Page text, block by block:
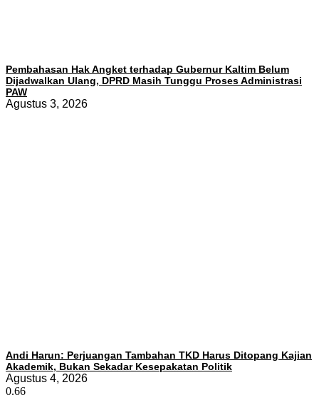
Pembahasan Hak Angket terhadap Gubernur Kaltim Belum
Dijadwalkan Ulang, DPRD Masih Tunggu Proses Administrasi
PAW
Agustus 3, 2026
Andi Harun: Perjuangan Tambahan TKD Harus Ditopang Kajian
Akademik, Bukan Sekadar Kesepakatan Politik
Agustus 4, 2026